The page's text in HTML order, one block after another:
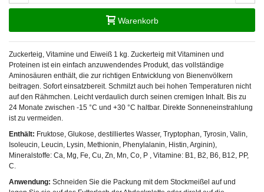
Warenkorb
Zuckerteig, Vitamine und Eiweiß 1 kg. Zuckerteig mit Vitaminen und
Proteinen ist ein einfach anzuwendendes Produkt, das vollständige
Aminosäuren enthält, die zur richtigen Entwicklung von Bienenvölkern
beitragen. Sofort einsatzbereit. Schmilzt auch bei hohen Temperaturen nicht
auf den Rähmchen. Leicht verdaulich durch seinen cremigen Inhalt. Bis zu
24 Monate zwischen -15 °C und +30 °C haltbar. Direkte Sonneneinstrahlung
ist zu vermeiden.
Enthält: Fruktose, Glukose, destilliertes Wasser, Tryptophan, Tyrosin, Valin,
Isoleucin, Leucin, Lysin, Methionin, Phenylalanin, Histin, Arginin),
Mineralstoffe: Ca, Mg, Fe, Cu, Zn, Mn, Co, P , Vitamine: B1, B2, B6, B12, PP,
C.
Anwendung: Schneiden Sie die Packung mit dem Stockmeißel auf und